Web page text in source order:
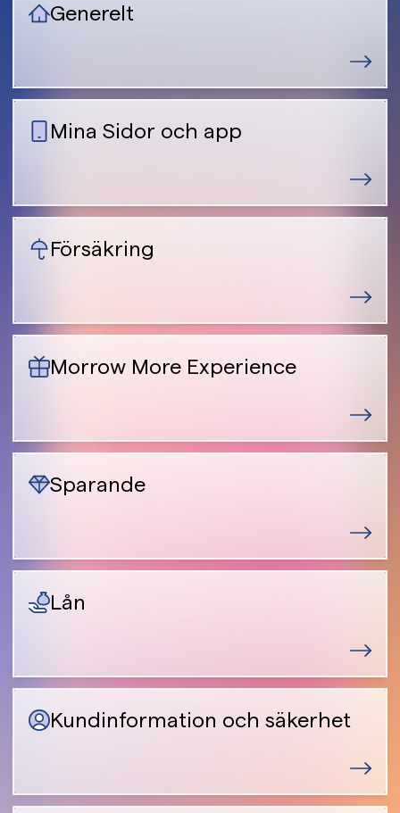
Generelt
Mina Sidor och app
Försäkring
Morrow More Experience
Sparande
Lån
Kundinformation och säkerhet